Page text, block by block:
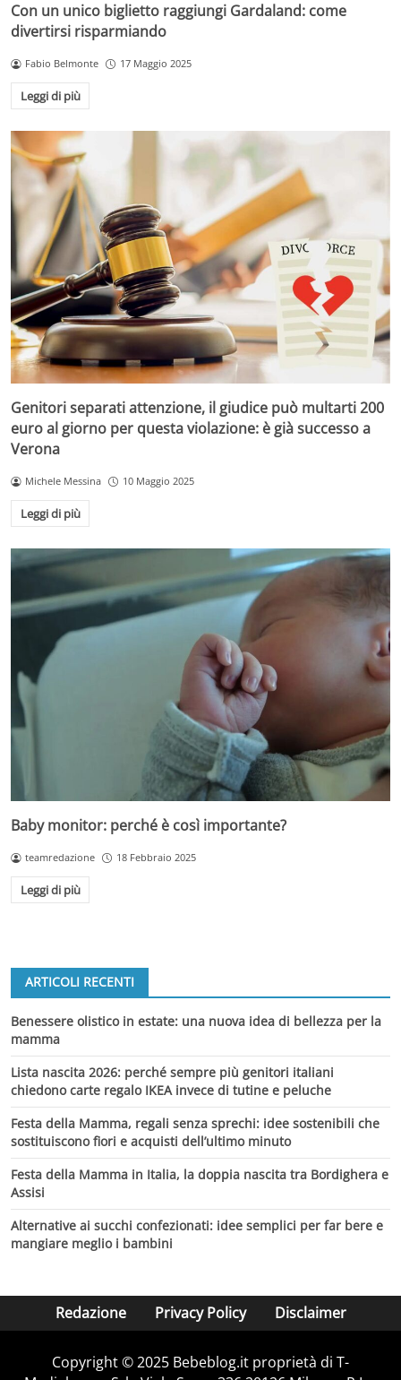
Con un unico biglietto raggiungi Gardaland: come
divertirsi risparmiando
Fabio Belmonte 17 Maggio 2025
Leggi di più
Genitori separati attenzione, il giudice può multarti 200
euro al giorno per questa violazione: è già successo a
Verona
Michele Messina 10 Maggio 2025
Leggi di più
Baby monitor: perché è così importante?
teamredazione 18 Febbraio 2025
Leggi di più
ARTICOLI RECENTI
Benessere olistico in estate: una nuova idea di bellezza per la
mamma
Lista nascita 2026: perché sempre più genitori italiani
chiedono carte regalo IKEA invece di tutine e peluche
Festa della Mamma, regali senza sprechi: idee sostenibili che
sostituiscono fiori e acquisti dell’ultimo minuto
Festa della Mamma in Italia, la doppia nascita tra Bordighera e
Assisi
Alternative ai succhi confezionati: idee semplici per far bere e
mangiare meglio i bambini
Redazione Privacy Policy Disclaimer
Copyright © 2025 Bebeblog.it proprietà di T-